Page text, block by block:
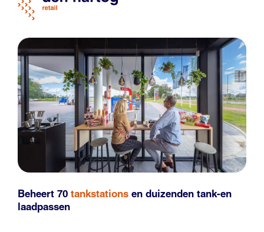
Beheert 70 tankstations en duizenden tank-en
laadpassen